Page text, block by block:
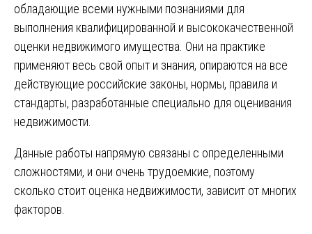
обладающие всеми нужными познаниями для
выполнения квалифицированной и высококачественной
оценки недвижимого имущества. Они на практике
применяют весь свой опыт и знания, опираются на все
действующие российские законы, нормы, правила и
стандарты, разработанные специально для оценивания
недвижимости.
Данные работы напрямую связаны с определенными
сложностями, и они очень трудоемкие, поэтому
сколько стоит оценка недвижимости, зависит от многих
факторов.